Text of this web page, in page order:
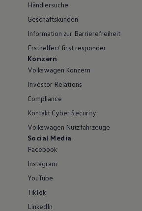
Händlersuche
Geschäftskunden
Information zur Barrierefreiheit
Ersthelfer/ first responder
Konzern
Volkswagen Konzern
Investor Relations
Compliance
Kontakt Cyber Security
Volkswagen Nutzfahrzeuge
Social Media
Facebook
Instagram
YouTube
TikTok
LinkedIn